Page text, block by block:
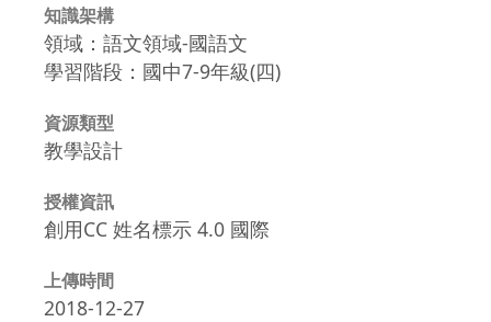
知識架構
領域：語文領域-國語文
學習階段：國中7-9年級(四)
資源類型
教學設計
授權資訊
創用CC 姓名標示 4.0 國際
上傳時間
2018-12-27